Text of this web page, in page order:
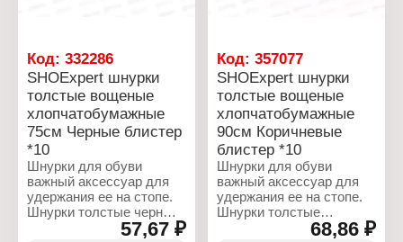
Назначение: для обуви
Особенность: с
пропиткой
Цвет: коричневый
Длина: 120 см
Упаковка: блистер
Материал: хлопок
Особенность: с
пропиткой
Цвет: черный
Длина: 60 см
Упаковка: блистер
Материал: хлопок
Код: 332286
SHOExpert шнурки
толстые вощеные
хлопчатобумажные
75см Черные блистер
*10
Шнурки для обуви
важный аксессуар для
удержания ее на стопе.
Шнурки толстые черные
57,67 ₽
Код:357077
SHOExpert шнурки
толстые вощеные
хлопчатобумажные
90см Коричневые
блистер *10
Шнурки для обуви
важный аксессуар для
удержания ее на стопе.
Шнурки толстые
68,86 ₽